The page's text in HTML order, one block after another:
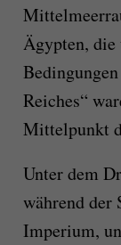
Ägypten,
Reiches“
Mittelpunkt
Unter dem
während der
Imperium,